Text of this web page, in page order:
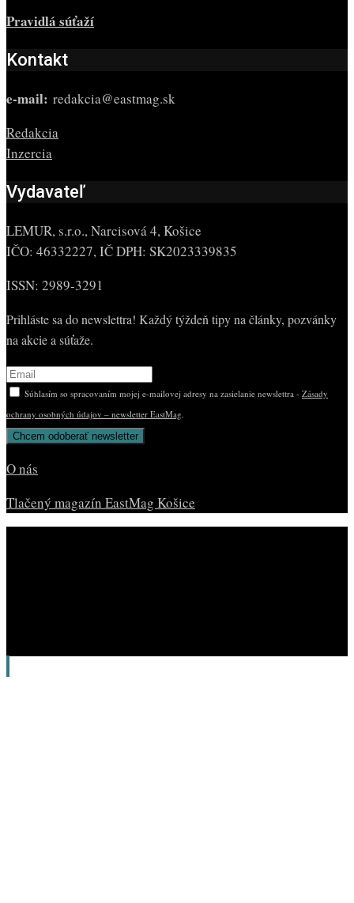
Pravidlá súťaží
Kontakt
e-mail: redakcia@eastmag.sk
Redakcia
Inzercia
Vydavateľ
LEMUR, s.r.o., Narcisová 4, Košice
IČO: 46332227, IČ DPH: SK2023339835
ISSN: 2989-3291
Prihláste sa do newslettra! Každý týždeň tipy na články, pozvánky
na akcie a súťaže.
Súhlasím so spracovaním mojej e-mailovej adresy na zasielanie newslettra - Zásady
ochrany osobných údajov – newsletter EastMag.
O nás
Tlačený magazín EastMag Košice